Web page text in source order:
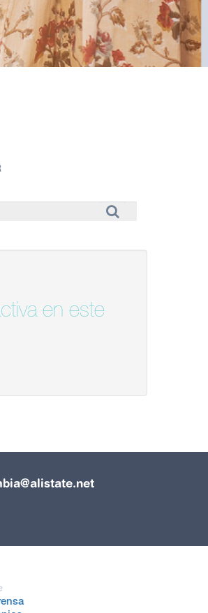
en este